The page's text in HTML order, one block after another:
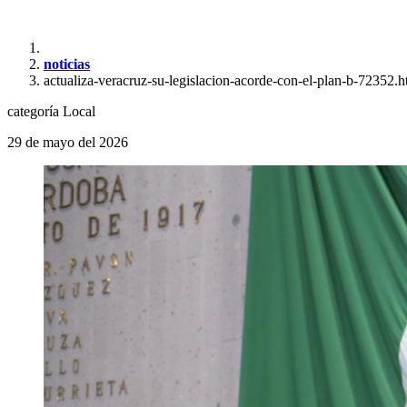
noticias
actualiza-veracruz-su-legislacion-acorde-con-el-plan-b-
categoría Local
29 de mayo del 2026